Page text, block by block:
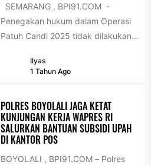
SEMARANG , BPI91.COM -
Penegakan hukum dalam Operasi
Patuh Candi 2025 tidak dilakukan
Ilyas
1 Tahun Ago
POLRES BOYOLALI JAGA KETAT
KUNJUNGAN KERJA WAPRES RI
SALURKAN BANTUAN SUBSIDI UPAH
DI KANTOR POS
BOYOLALI , BPI91.COM – Polres